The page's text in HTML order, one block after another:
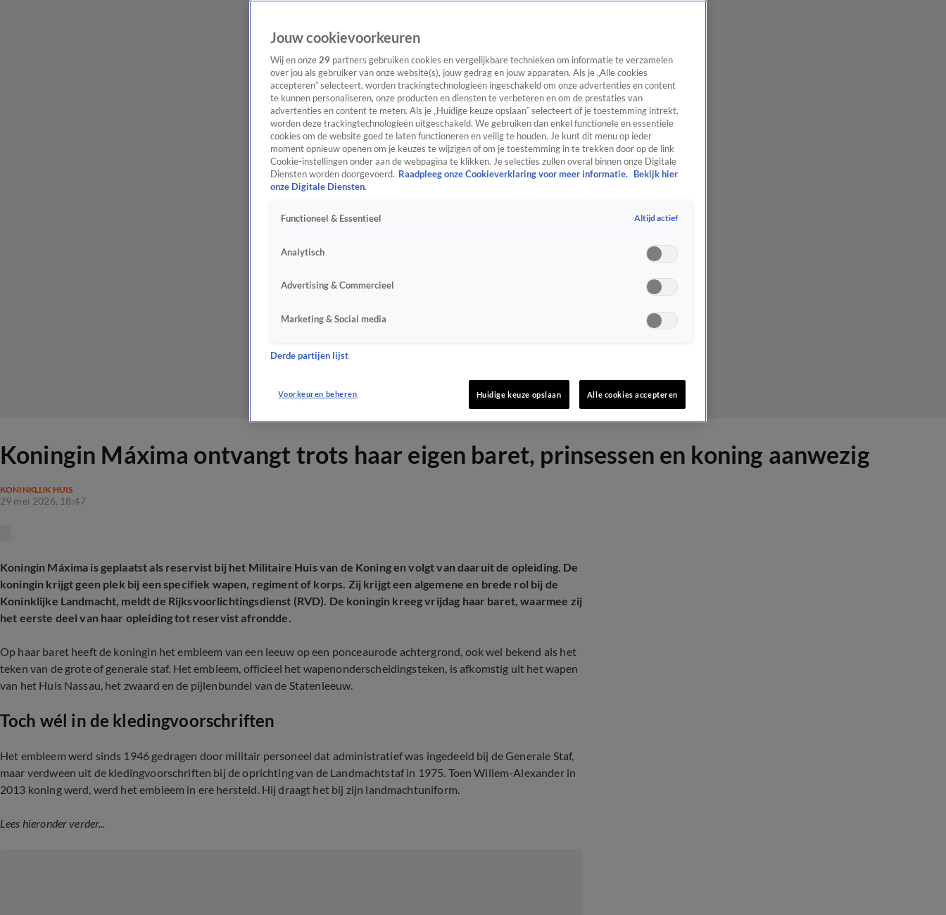
Koningin Máxima ontvangt trots haar eigen baret, prinsessen en koning aanwezig
KONINKLIJK HUIS
29 mei 2026, 18:47
Koningin Máxima is geplaatst als reservist bij het Militaire Huis van de Koning en volgt van daaruit de opleiding. De
koningin krijgt geen plek bij een specifiek wapen, regiment of korps. Zij krijgt een algemene en brede rol bij de
Koninklijke Landmacht, meldt de Rijksvoorlichtingsdienst (RVD). De koningin kreeg vrijdag haar baret, waarmee zij
het eerste deel van haar opleiding tot reservist afrondde.
Op haar baret heeft de koningin het embleem van een leeuw op een ponceaurode achtergrond, ook wel bekend als het
teken van de grote of generale staf. Het embleem, officieel het wapenonderscheidingsteken, is afkomstig uit het wapen
van het Huis Nassau, het zwaard en de pijlenbundel van de Statenleeuw.
Toch wél in de kledingvoorschriften
Het embleem werd sinds 1946 gedragen door militair personeel dat administratief was ingedeeld bij de Generale Staf,
maar verdween uit de kledingvoorschriften bij de oprichting van de Landmachtstaf in 1975. Toen Willem-Alexander in
2013 koning werd, werd het embleem in ere hersteld. Hij draagt het bij zijn landmachtuniform.
Lees hieronder verder...
Jouw cookievoorkeuren
Wij en onze 29 partners gebruiken cookies en vergelijkbare technieken om informatie te verzamelen
over jou als gebruiker van onze website(s), jouw gedrag en jouw apparaten. Als je „Alle cookies
accepteren” selecteert, worden trackingtechnologieën ingeschakeld om onze advertenties en content
te kunnen personaliseren, onze producten en diensten te verbeteren en om de prestaties van
advertenties en content te meten. Als je „Huidige keuze opslaan” selecteert of je toestemming intrekt,
worden deze trackingtechnologieën uitgeschakeld. We gebruiken dan enkel functionele en essentiële
cookies om de website goed te laten functioneren en veilig te houden. Je kunt dit menu op ieder
moment opnieuw openen om je keuzes te wijzigen of om je toestemming in te trekken door op de link
Cookie-instellingen onder aan de webpagina te klikken. Je selecties zullen overal binnen onze Digitale
Diensten worden doorgevoerd. Raadpleeg onze Cookieverklaring voor meer informatie.
Bekijk hier
onze Digitale Diensten.
Functioneel & Essentieel Altijd actief
Analytisch
Advertising & Commercieel
Marketing & Social media
Derde partijen lijst
Voorkeuren beheren Huidige keuze opslaan Alle cookies accepteren